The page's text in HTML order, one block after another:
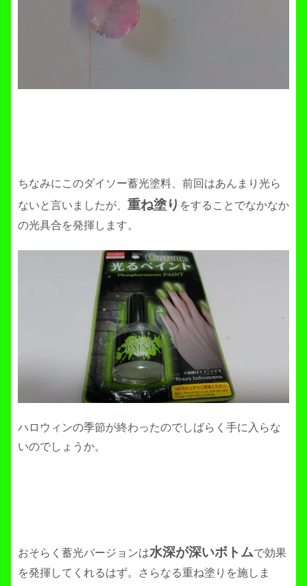
ちなみにこのダイソー蓄光塗料、前回はあんまり光ら
ないと言いましたが、 重ね塗り をすることでなかなか
の光具合を発揮します。
ハロウィンの季節が終わったのでしばらく手に入らな
いのでしょうか。
おそらく蓄光バージョンは水深が深いボトムで効果
を発揮してくれるはず。さらなる重ね塗りを施しま